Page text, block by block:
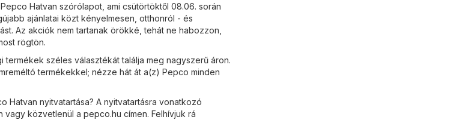
Hatvan szórólapot, ami csütörtöktől 08.06. során
ajánlatai közt kényelmesen, otthonról - és
Az akciók nem tartanak örökké, tehát ne habozzon,
rögtön.
termékek széles választékát találja meg nagyszerű áron.
termékekkel; nézze hát át a(z) Pepco minden
Hatvan nyitvatartása? A nyitvatartásra vonatkozó
vagy közvetlenül a pepco.hu címen. Felhívjuk rá